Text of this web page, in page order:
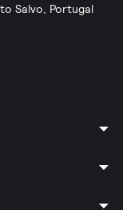
Salvo, Portugal